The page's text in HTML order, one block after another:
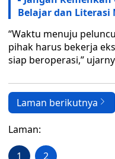
Belajar dan Literasi
“Waktu menuju
pihak harus bekerja
siap beroperasi,”
Laman berikutnya
Laman:
1 2